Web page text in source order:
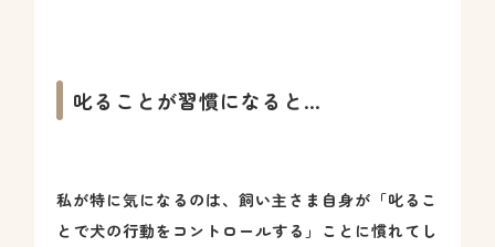
叱ることが習慣になると…
私が特に気になるのは、飼い主さま自身が「叱るこ
とで犬の行動をコントロールする」ことに慣れてし